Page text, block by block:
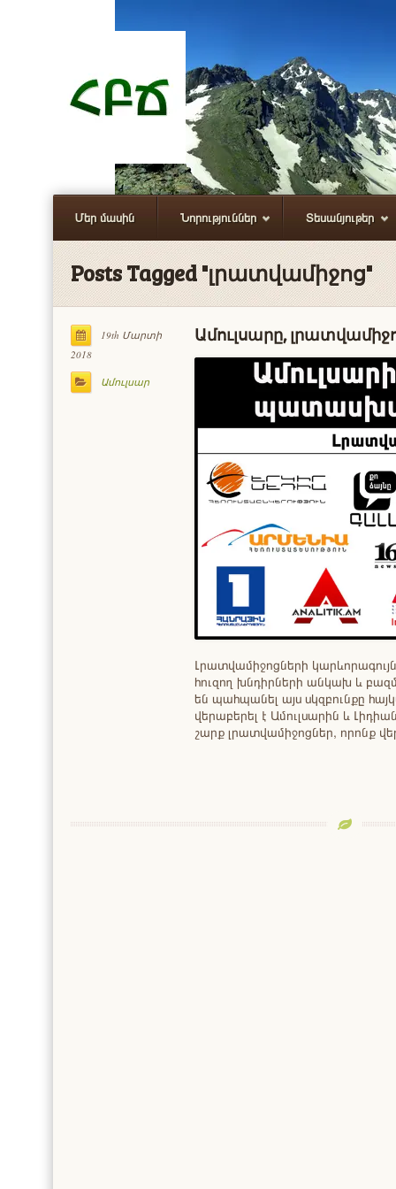
Մեր մասին Նորություններ Տեսանյութեր
Posts Tagged "լրատվամիջոց"
19th Մարտի
2018
Ամուլսար
Ամուլսարը,
Լրատվամիջոցների
հուզող խնդիրների անկախ և
են պահպանել այս սկզբունքը
վերաբերել է Ամուլսարին և
շարք լրատվամիջոցներ, որոնք